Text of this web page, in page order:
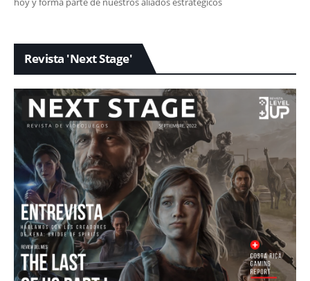
Revista 'Next Stage'